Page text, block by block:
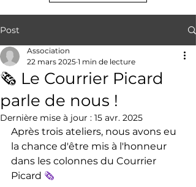
Post
🗞️ Le Courrier Picard
parle de nous !
Association
22 mars 2025 1 min de lecture
Dernière mise à jour : 15 avr. 2025
Après trois ateliers, nous avons eu
la chance d'être mis à l'honneur
dans les colonnes du Courrier
Picard 🗞️